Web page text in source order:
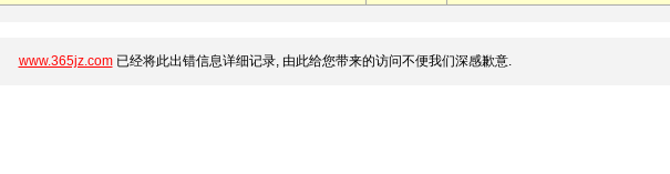
www.365jz.com已经将此出错信息详细记录, 由此给您带来的访问不便我们深感歉意.